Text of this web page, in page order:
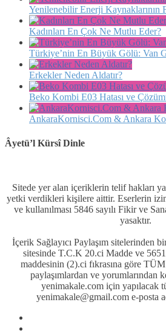
Yenilenebilir Enerji Kaynaklarının
Kadınları En Çok Ne Mutlu Eder?
Türkiye’nin En Büyük Gölü: Van
Erkekler Neden Aldatır?
Beko Kombi E03 Hatası ve
AnkaraKornisci.Com & Ankara
Âyetü’l Kürsî Dinle
Sitede yer alan içeriklerin telif hakları
yetki verdikleri kişilere aittir. Eserlerin izin
ve kullanılması 5846 sayılı Fikir ve
yasaktır.
İçerik Sağlayıcı Paylaşım sitelerinden
sitesinde T.C.K 20.ci Madde ve
maddesinin (2).ci fıkrasına göre TÜM
paylaşımlardan ve yorumlarından
yenimakale.com için yapılacak
yenimakale@gmail.com e-posta